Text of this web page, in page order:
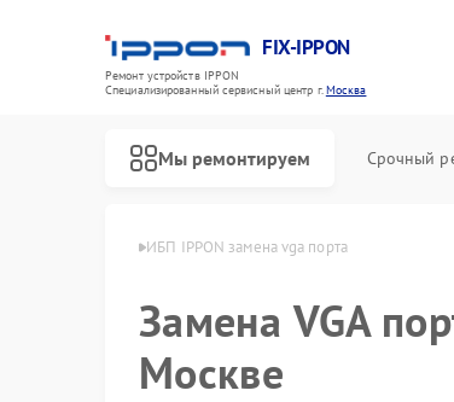
FIX-IPPON
Ремонт устройств IPPON
Специализированный cервисный центр г.Москва
Мы ремонтируем Срочный
IPPON в Москве ИБП IPPON замена vga порта
Замена VGA
Москве